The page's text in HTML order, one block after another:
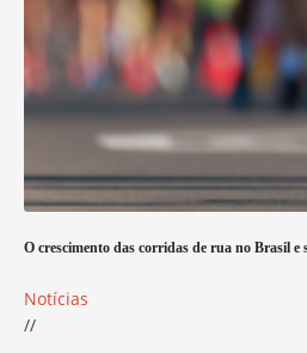
O crescimento das corridas de rua no Brasil e
Notícias
//